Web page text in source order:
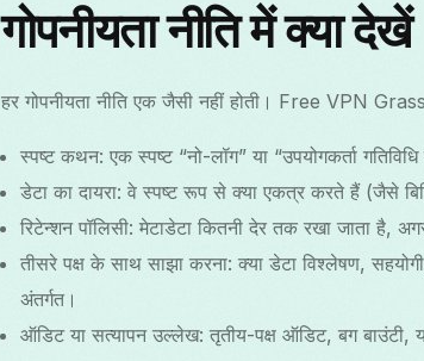
गोपनीयता नीति में क्या देखें
हर गोपनीयता नीति एक जैसी नहीं होती। Free VPN
स्पष्ट कथन: एक स्पष्ट “नो-लॉग” या “उपयोगकर्ता गतिविधि
डेटा का दायरा: वे स्पष्ट रूप से क्या एकत्र करते हैं (जैसे
रिटेन्शन पॉलिसी: मेटाडेटा कितनी देर तक रखा जाता है,
तीसरे पक्ष के साथ साझा करना: क्या डेटा विश्लेषण,
अंतर्गत।
ऑडिट या सत्यापन उल्लेख: तृतीय-पक्ष ऑडिट, बग बाउंटी, या